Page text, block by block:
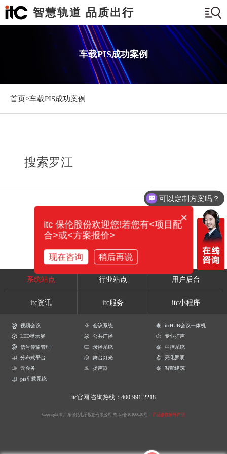
智慧轨道 品质出行
车载PIS成功案例
首页>车载PIS成功案例
搜索罗江
系统站点 行业站点 用户后台
itc资讯 itc服务 itc小程序
视频会议 会议系统
itcHUB会议一体机
LED显示屏
公共广播
专业扩声
信号传输管理
录播系统
中控系统
分布式平台
舞台灯光
亮化照明
云会务
扬声器
智能建筑
pis车载系统
itc官网 咨询热线：400-991-2218
Copyright © 广东保伦电子股份有限公司 粤ICP备16106620号 产品参数解释声明
可以定制方案吗？
×
itc 保伦股份欢迎您!若您有<项目配
合>或<方案报价>
现在咨询 稍后再说